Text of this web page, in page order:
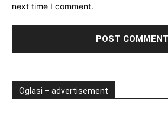
next time I comment.
Oglasi – advertisement